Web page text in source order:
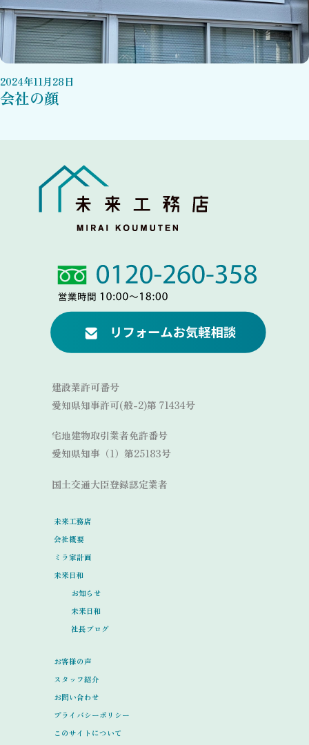
2024年11月28日
会社の顔
Link
Link
建設業許可番号
愛知県知事許可(般-2)第 71434号
宅地建物取引業者免許番号
愛知県知事（1）第25183号
国土交通大臣登録認定業者
未来工務店
会社概要
ミラ家計画
未来日和
お知らせ
未来日和
社長ブログ
お客様の声
スタッフ紹介
お問い合わせ
プライバシーポリシー
このサイトについて